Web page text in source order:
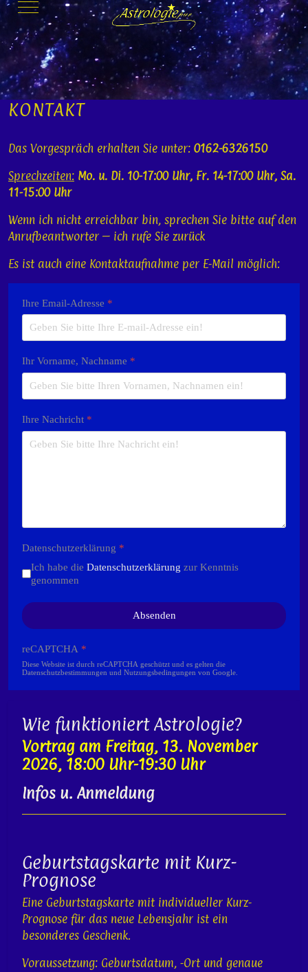
Mobile Menu Toggle
KONTAKT
Das Vorgespräch erhalten Sie unter: 0162-6326150
Sprechzeiten: Mo. u. Di. 10-17:00 Uhr, Fr. 14-17:00 Uhr, Sa.
11-15:00 Uhr
Wenn ich nicht erreichbar bin, sprechen Sie bitte auf den
Anrufbeantworter – ich rufe Sie zurück
Es ist auch eine Kontaktaufnahme per E-Mail möglich:
Ihre Email-Adresse *
Ihr Vorname, Nachname *
Ihre Nachricht *
Datenschutzerklärung *
Ich habe die Datenschutzerklärung zur Kenntnis
genommen
Absenden
reCAPTCHA *
Diese Website ist durch reCAPTCHA geschützt und es gelten die
Datenschutzbestimmungen und Nutzungsbedingungen von Google.
Wie funktioniert Astrologie?
Vortrag am Freitag, 13. November
2026, 18:00 Uhr-19:30 Uhr
Infos u. Anmeldung
Geburtstagskarte mit Kurz-
Prognose
Eine Geburtstagskarte mit individueller Kurz-
Prognose für das neue Lebensjahr ist ein
besonderes Geschenk.
Voraussetzung: Geburtsdatum, -Ort und genaue